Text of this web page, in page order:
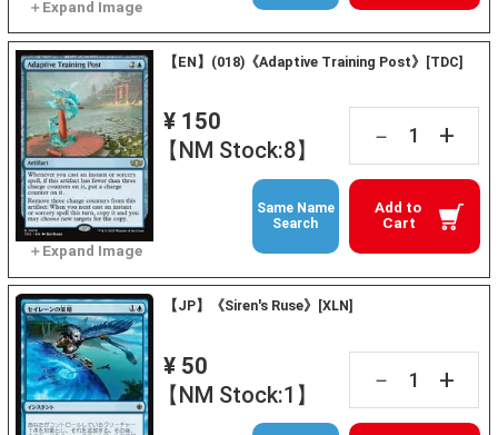
【EN】(018)《Adaptive Training Post》[TDC]
¥ 150
【NM Stock:8】
－ +
Add to
Cart
Same Name
Search
【JP】《Siren's Ruse》[XLN]
¥ 50
【NM Stock:1】
－ +